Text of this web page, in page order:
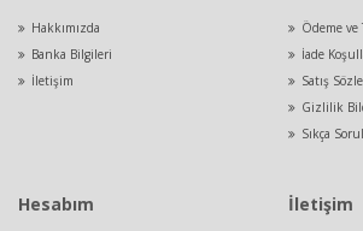
Hakkımızda
Banka Bilgileri
İletişim
Ödeme ve
İade
Satış
Gizlilik
Sıkça
Hesabım İletişim